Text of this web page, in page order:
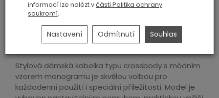
ks přidat do košíka
Stylová dámská kabelka typu crossbody s módním
vzorem monogramu je skvělou volbou pro
každodenní použití i speciální příležitosti. Model je
informací lze nalézt včásti Politika ochrany
soukromí.
Nastavení Odmítnutí Souhlas